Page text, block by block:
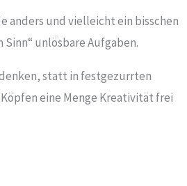
anders und vielleicht ein bisschen
unlösbare Aufgaben.
statt in festgezurrten
eine Menge Kreativität frei